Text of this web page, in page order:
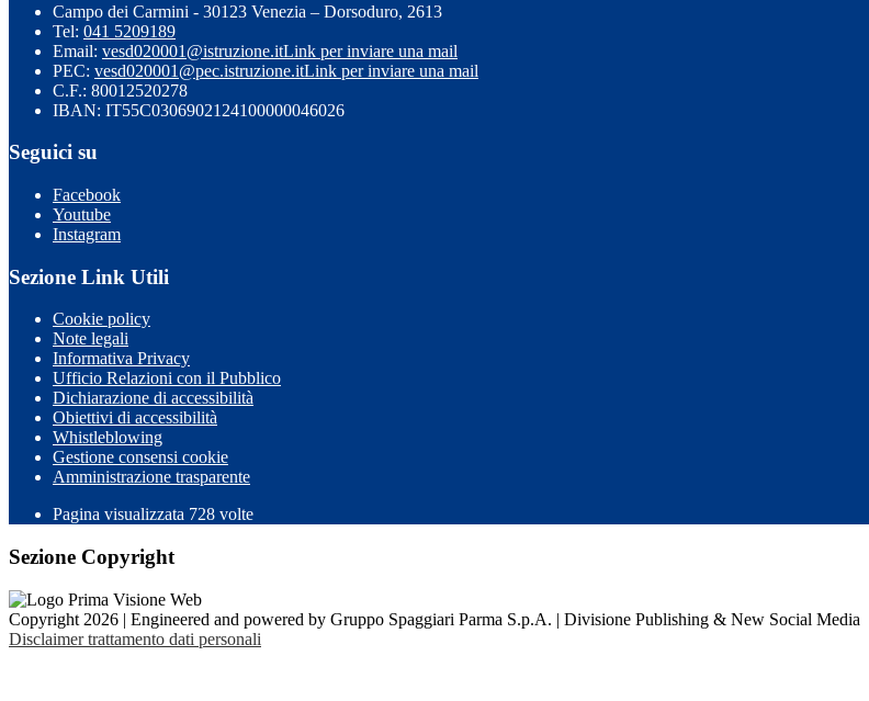
Campo dei Carmini - 30123 Venezia – Dorsoduro, 2613
Tel: 041 5209189
Email: vesd020001@istruzione.itLink per inviare una mail
PEC: vesd020001@pec.istruzione.itLink per inviare una mail
C.F.: 80012520278
IBAN: IT55C0306902124100000046026
Seguici su
Facebook
Youtube
Instagram
Sezione Link Utili
Cookie policy
Note legali
Informativa Privacy
Ufficio Relazioni con il Pubblico
Dichiarazione di accessibilità
Obiettivi di accessibilità
Whistleblowing
Gestione consensi cookie
Amministrazione trasparente
Pagina visualizzata 728 volte
Sezione Copyright
Copyright 2026 | Engineered and powered by Gruppo Spaggiari Parma S.p.A. | Divisione Publishing & New Social Media
Disclaimer trattamento dati personali